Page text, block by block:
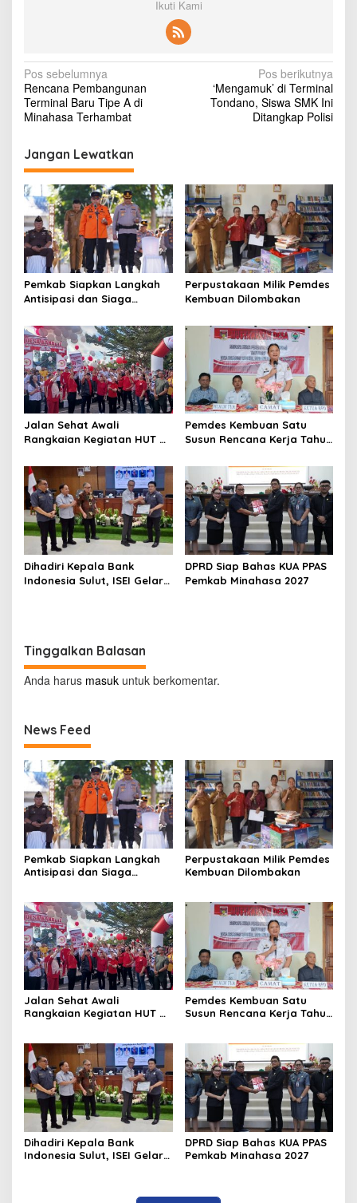
Ikuti Kami
N
a
v
i
g
a
s
i
p
o
s
Pos sebelumnya
Rencana Pembangunan
Terminal Baru Tipe A di
Minahasa Terhambat
Pos berikutnya
‘Mengamuk’ di Terminal
Tondano, Siswa SMK Ini
Ditangkap Polisi
Jangan Lewatkan
Pemkab Siapkan Langkah
Antisipasi dan Siaga
Minahasa
Perpustakaan Milik Pemdes
Kembuan Dilombakan
Jalan Sehat Awali
Rangkaian Kegiatan HUT RI
Pemdes Kembuan Satu
Susun Rencana Kerja Tahun
Dihadiri Kepala Bank
Indonesia Sulut, ISEI Gelar
DPRD Siap Bahas KUA PPAS
Pemkab Minahasa 2027
Tinggalkan Balasan
Anda harus masuk untuk berkomentar.
News Feed
Pemkab Siapkan Langkah
Antisipasi dan Siaga
Perpustakaan Milik Pemdes
Kembuan Dilombakan
Jalan Sehat Awali
Rangkaian Kegiatan HUT RI
Pemdes Kembuan Satu
Susun Rencana Kerja Tahun
Dihadiri Kepala Bank
Indonesia Sulut, ISEI Gelar
DPRD Siap Bahas KUA PPAS
Pemkab Minahasa 2027